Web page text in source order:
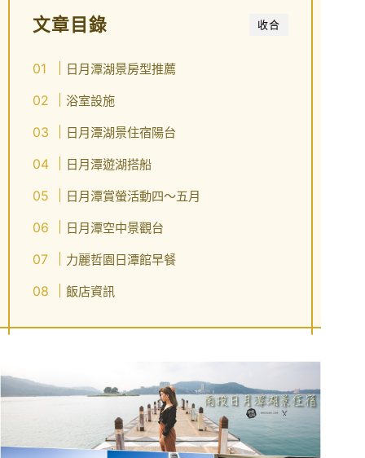
收合
文章目錄
日月潭湖景房型推薦
浴室設施
日月潭湖景住宿陽台
日月潭遊湖搭船
日月潭賞螢活動四～五月
日月潭空中景觀台
力麗哲園日潭館早餐
飯店資訊